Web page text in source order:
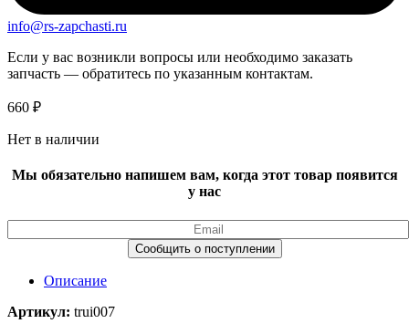
info@rs-zapchasti.ru
Если у вас возникли вопросы или необходимо заказать
запчасть — обратитесь по указанным контактам.
660 ₽
Нет в наличии
Мы обязательно напишем вам, когда этот товар появится
у нас
Описание
Артикул: trui007